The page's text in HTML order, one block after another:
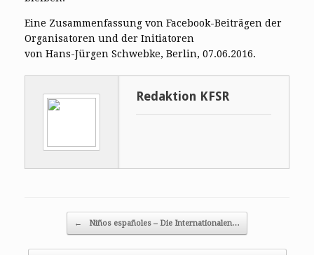
Eine Zusammenfassung von Facebook-Beiträgen der
Organisatoren und der Initiatoren
von Hans-Jürgen Schwebke, Berlin, 07.06.2016.
Redaktion KFSR
Post navigation
← Niños españoles – Die Internationalen…